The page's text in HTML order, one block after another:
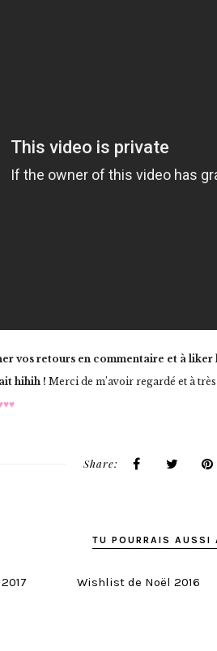
vos retours en commentaire et à
hihih ! Merci de m’avoir regardé et à
Share:
TU POURRAIS AUSSI
Wishlist de Noël 2016